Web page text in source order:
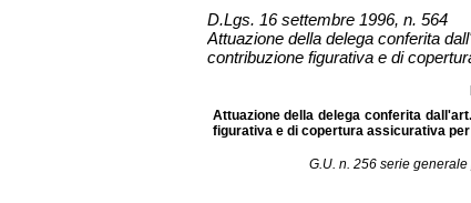
D.Lgs. 16 settembre 1996, n. 564
Attuazione della delega conferita
contribuzione figurativa e di
Attuazione della delega conferita
figurativa e di copertura assicurativa
G.U. n. 256 serie